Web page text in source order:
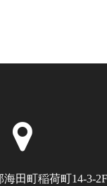
海田町稲荷町14-3-2F